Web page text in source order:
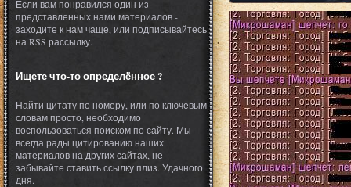
Если вам понравился один из
представленных нами материалов -
заходите к нам чаще, или подписывайтесь
на RSS рассылку.
Ищете что-то определённое ?
Найти цитату по номеру, или по ключевым
словам просто, необходимо
воспользоваться поиском по сайту. Мы
всегда рады цитированию наших
материалов на других сайтах, не
забывайте ставить ссылку плиз. Удачного
дня.